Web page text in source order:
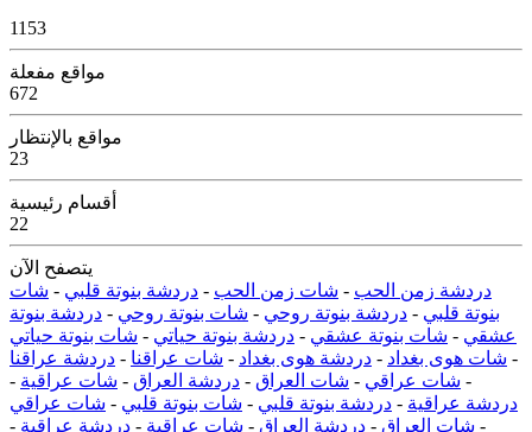
1153
مواقع مفعلة
672
مواقع بالإنتظار
23
أقسام رئيسية
22
يتصفح الآن
دردشة زمن الحب - شات زمن الحب - دردشة بنوتة قلبي - شات
بنوتة قلبي - دردشة بنوتة روحي - شات بنوتة روحي - دردشة بنوتة
عشقي - شات بنوتة عشقي - دردشة بنوتة حياتي - شات بنوتة حياتي
- شات هوى بغداد - دردشة هوى بغداد - شات عراقنا - دردشة عراقنا
- شات عراقي - شات العراق - دردشة العراق - شات عراقية -
دردشة عراقية - دردشة بنوتة قلبي - شات بنوتة قلبي - شات عراقي
- شات العراق - دردشة العراق - شات عراقية - دردشة عراقية -